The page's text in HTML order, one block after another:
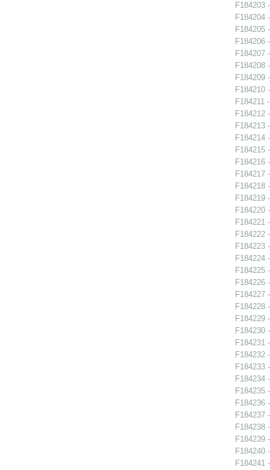
F184203
F184204
F184205
F184206
F184207
F184208
F184209
F184210
F184211
F184212
F184213
F184214
F184215
F184216
F184217
F184218
F184219
F184220
F184221
F184222
F184223
F184224
F184225
F184226
F184227
F184228
F184229
F184230
F184231
F184232
F184233
F184234
F184235
F184236
F184237
F184238
F184239
F184240
F184241